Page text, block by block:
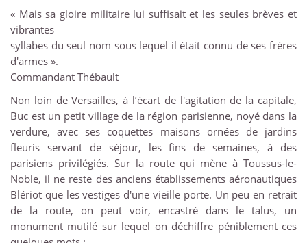
« Mais sa gloire militaire lui suffisait et les seules brèves et
vibrantes
syllabes du seul nom sous lequel il était connu de ses frères
d'armes ».
Commandant Thébault
Non loin de Versailles, à l’écart de l'agitation de la capitale,
Buc est un petit village de la région parisienne, noyé dans la
verdure, avec ses coquettes maisons ornées de jardins
fleuris servant de séjour, les fins de semaines, à des
parisiens privilégiés. Sur la route qui mène à Toussus-le-
Noble, il ne reste des anciens établissements aéronautiques
Blériot que les vestiges d'une vieille porte. Un peu en retrait
de la route, on peut voir, encastré dans le talus, un
monument mutilé sur lequel on déchiffre péniblement ces